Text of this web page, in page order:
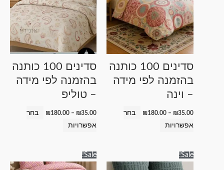
סדינים 100 כותנה
בהזמנה לפי מידה
– וינה
₪35.00
–
₪180.00
עד
⁦₪180.00⁩
בחר
אפשרויות
יש
מספר
סוגים.
ניתן
את
האפשרויות
סדינים 100 כותנה
בהזמנה לפי מידה
– טוליפ
₪35.00
–
₪180.00
עד
⁦₪180.00⁩
בחר
אפשרויות
יש
מספר
סוגים.
ניתן
את
האפשרויות
בעמוד
Sale!
מחירים:
זה
Sale!
מחירים:
⁦₪35.00⁩
זה